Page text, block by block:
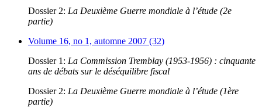
Dossier 2: La Deuxième Guerre mondiale à l’étude (2e
partie)
Volume 16, no 1, automne 2007 (32)
Dossier 1: La Commission Tremblay (1953-1956) : cinquante
ans de débats sur le déséquilibre fiscal
Dossier 2: La Deuxième Guerre mondiale à l’étude (1ère
partie)